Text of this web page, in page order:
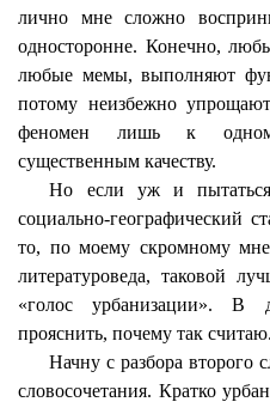
лично мне сложно
односторонне. Конечно,
любые мемы, выполняют
потому неизбежно
феномен лишь к
существенным качеству.
Но если уж и пытаться
социально-географический
то, по моему скромному
литературоведа, таковой
«голос урбанизации». В
прояснить, почему так считаю.
Начну с разбора второго
словосочетания. Кратко